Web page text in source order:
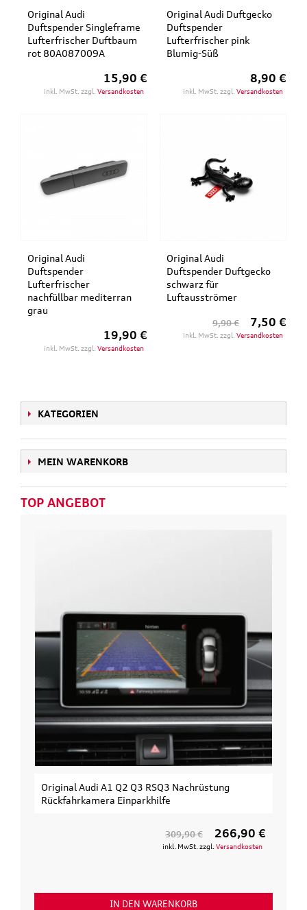
Original Audi
Duftspender Singleframe
Lufterfrischer Duftbaum
rot 80A087009A
15,90 €
inkl. MwSt. zzgl.Versandkosten
Original Audi Duftgecko
Duftspender
Lufterfrischer pink
Blumig-Süß
8,90 €
inkl. MwSt. zzgl. Versandkosten
Original Audi
Duftspender
Lufterfrischer
nachfüllbar mediterran
grau
19,90 €
inkl. MwSt. zzgl.Versandkosten
Original Audi
Duftspender Duftgecko
schwarz für
Luftausströmer
9,90 € 7,50 €
inkl. MwSt. zzgl. Versandkosten
KATEGORIEN
MEIN WARENKORB
TOP ANGEBOT
A1 Q2 Q3 RSQ3 Nachrüstung
Einparkhilfe
266,90 €
Versandkosten
IN DEN WARENKORB
Original Audi